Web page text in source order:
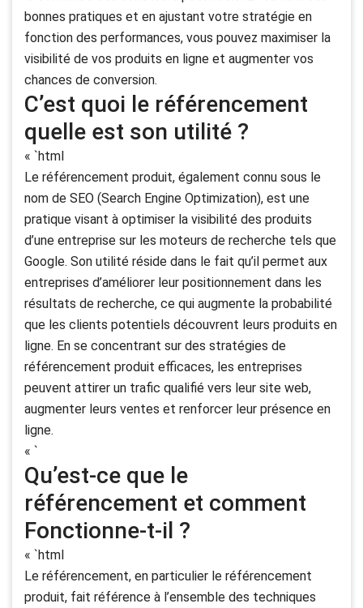
bonnes pratiques et en ajustant votre stratégie en
fonction des performances, vous pouvez maximiser la
visibilité de vos produits en ligne et augmenter vos
chances de conversion.
C’est quoi le référencement
quelle est son utilité ?
« `html
Le référencement produit, également connu sous le
nom de SEO (Search Engine Optimization), est une
pratique visant à optimiser la visibilité des produits
d’une entreprise sur les moteurs de recherche tels que
Google. Son utilité réside dans le fait qu’il permet aux
entreprises d’améliorer leur positionnement dans les
résultats de recherche, ce qui augmente la probabilité
que les clients potentiels découvrent leurs produits en
ligne. En se concentrant sur des stratégies de
référencement produit efficaces, les entreprises
peuvent attirer un trafic qualifié vers leur site web,
augmenter leurs ventes et renforcer leur présence en
ligne.
« `
Qu’est-ce que le
référencement et comment
Fonctionne-t-il ?
« `html
Le référencement, en particulier le référencement
produit, fait référence à l’ensemble des techniques